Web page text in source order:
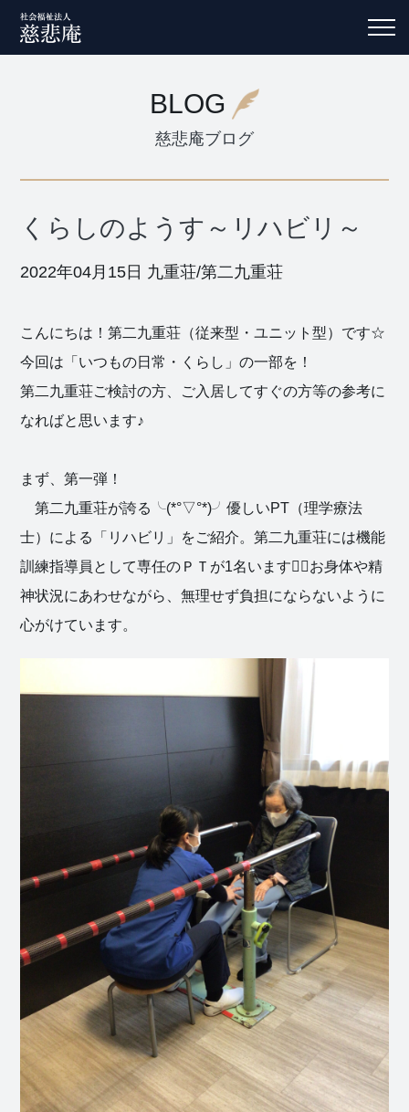
庵
BLOG
慈悲庵ブログ
くらしのようす～リハビリ～
2022年04月15日 九重荘/第二九重荘
こんにちは！第二九重荘（従来型・ユニット型）です☆
今回は「いつもの日常・くらし」の一部を！
第二九重荘ご検討の方、ご入居してすぐの方等の参考に
なればと思います♪
まず、第一弾！
第二九重荘が誇る╰(*°▽°*)╯優しいPT（理学療法
士）による「リハビリ」をご紹介。第二九重荘には機能
訓練指導員として専任のＰＴが1名います🙋‍♀️お身体や精
神状況にあわせながら、無理せず負担にならないように
心がけています。